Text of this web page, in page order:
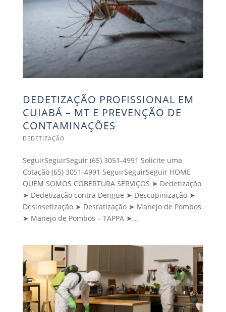
DEDETIZAÇÃO PROFISSIONAL EM
CUIABÁ – MT E PREVENÇÃO DE
CONTAMINAÇÕES
DEDETIZAÇÃO
SeguirSeguirSeguir (65) 3051-4991 Solicite uma
Cotação (65) 3051-4991 SeguirSeguirSeguir HOME
QUEM SOMOS COBERTURA SERVIÇOS ➤ Dedetização
➤ Dedetização contra Dengue ➤ Descupinização ➤
Desinsetização ➤ Desratização ➤ Manejo de Pombos
➤ Manejo de Pombos – TAPPA ➤...